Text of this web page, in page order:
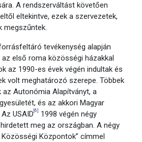
A rendszerváltást követően
eltekintve, ezek a szervezetek,
megszűntek.
tevékenység alapján
első roma közösségi házakkal
az 1990-es évek végén indultak és
volt meghatározó szerepe. Többek
Autonómia Alapítványt, a
és az akkori Magyar
USAID [6]
1998 végén négy
meg az országban. A négy
Központok” címmel